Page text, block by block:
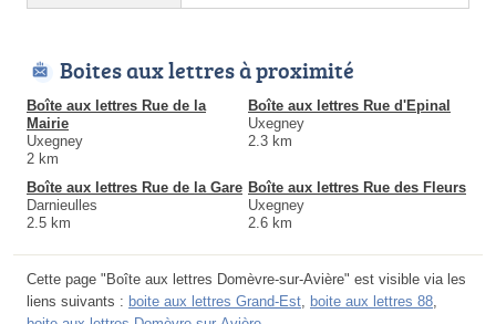
Boites aux lettres à proximité
Boîte aux lettres Rue de la
Mairie
Uxegney
2 km
Boîte aux lettres Rue d'Epinal
Uxegney
2.3 km
Boîte aux lettres Rue de la Gare
Darnieulles
2.5 km
Boîte aux lettres Rue des Fleurs
Uxegney
2.6 km
Cette page "Boîte aux lettres Domèvre-sur-Avière" est visible via les
liens suivants : boite aux lettres Grand-Est boite aux lettres 88